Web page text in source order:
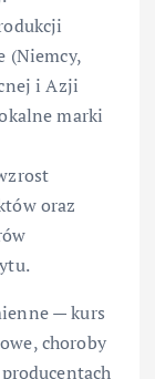
(Niemcy,
i Azji
marki
oraz
— kurs
choroby